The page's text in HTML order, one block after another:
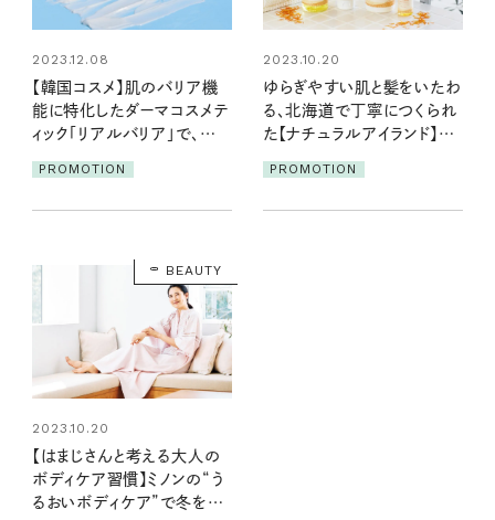
2023.12.08
【韓国コスメ】肌のバリア機
能に特化したダーマコスメテ
ィック「リアルバリア」で、冬
PROMOTION
2023.10.20
ゆらぎやすい肌と髪をいたわ
る、北海道で丁寧につくられ
た【ナチュラルアイランド】の
PROMOTION
BEAUTY
2023.10.20
【はまじさんと考える大人の
ボディケア習慣】ミノンの“う
るおいボディケア”で冬をハ